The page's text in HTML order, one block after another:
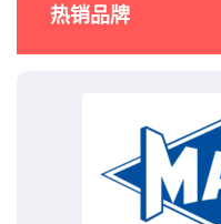
热销品牌